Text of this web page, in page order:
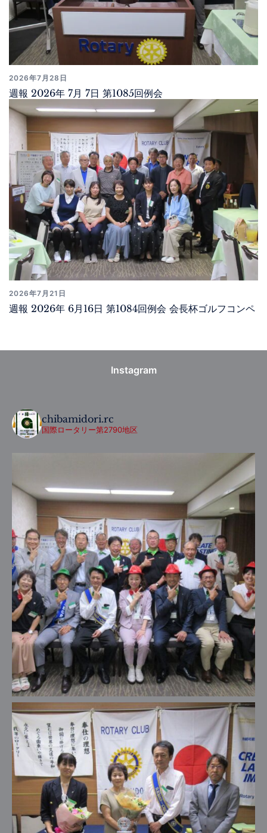
2026年7月28日
週報 2026年 7月 7日 第1085回例会
2026年7月21日
週報 2026年 6月16日 第1084回例会 会長杯ゴルフコンペ
Instagram
chibamidori.rc
国際ロータリー第2790地区